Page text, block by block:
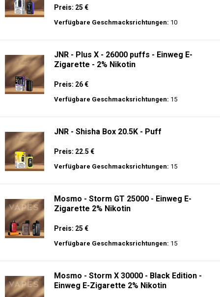
Preis: 25 €
Verfügbare Geschmacksrichtungen: 10
JNR - Plus X - 26000 puffs - Einweg E-
Zigarette - 2% Nikotin
Preis: 26 €
Verfügbare Geschmacksrichtungen: 15
JNR - Shisha Box 20.5K - Puff
Preis: 22.5 €
Verfügbare Geschmacksrichtungen: 15
Mosmo - Storm GT 25000 - Einweg E-
Zigarette 2% Nikotin
Preis: 25 €
Verfügbare Geschmacksrichtungen: 15
Mosmo - Storm X 30000 - Black Edition -
Einweg E-Zigarette 2% Nikotin